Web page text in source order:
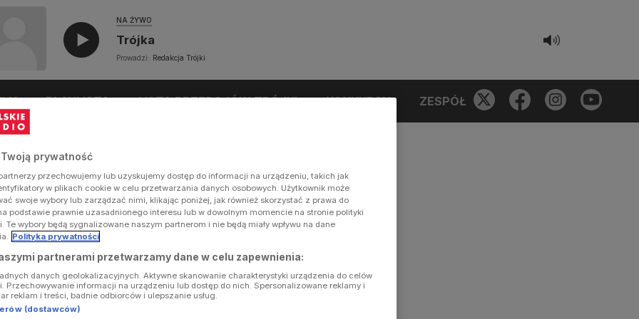
NA ŻYWO
Trójka
Prowadzi: Redakcja Trójki
PLAYLISTA LISTA PRZEBOJÓW TRÓJKI KONKURSY ZESPÓŁ
Twoją prywatność
przechowujemy lub uzyskujemy dostęp do informacji na urządzeniu, takich jak
w plikach cookie w celu przetwarzania danych osobowych. Użytkownik może
swoje wybory lub zarządzać nimi, klikając poniżej, jak również skorzystać z prawa do
podstawie prawnie uzasadnionego interesu lub w dowolnym momencie na stronie polityki
Te wybory będą sygnalizowane naszym partnerom i nie będą miały wpływu na dane
Polityka prywatności
partnerami przetwarzamy dane w celu zapewnienia:
danych geolokalizacyjnych. Aktywne skanowanie charakterystyki urządzenia do celów
Przechowywanie informacji na urządzeniu lub dostęp do nich. Spersonalizowane reklamy i
reklam i treści, badnie odbiorców i ulepszanie usług.
(dostawców)